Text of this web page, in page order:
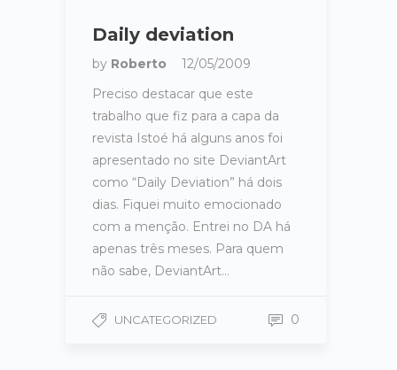
Daily deviation
by Roberto
12/05/2009
Preciso destacar que este
trabalho que fiz para a capa da
revista Istoé há alguns anos foi
apresentado no site DeviantArt
como “Daily Deviation” há dois
dias. Fiquei muito emocionado
com a menção. Entrei no DA há
apenas três meses. Para quem
não sabe, DeviantArt…
UNCATEGORIZED 0